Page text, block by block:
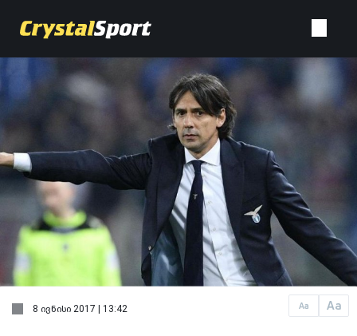
Aa Aa
8 ივნისი 2017 | 13:42